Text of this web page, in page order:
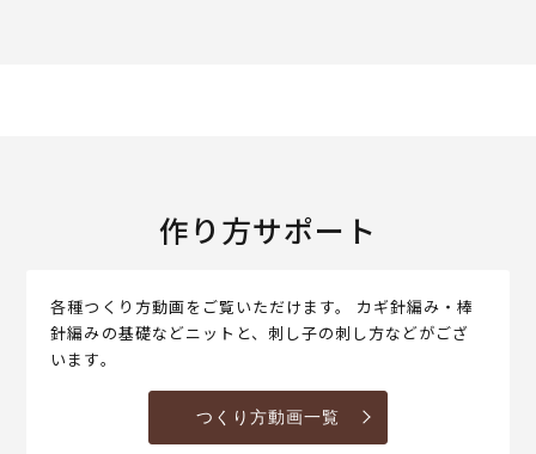
作り方サポート
各種つくり方動画をご覧いただけます。 カギ針編み・棒
針編みの基礎などニットと、刺し子の刺し方などがござ
います。
つくり方動画一覧